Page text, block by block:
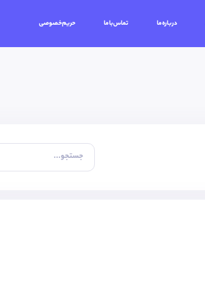
درباره‌ما تماس‌باما حریم‌خصوصی
جستجو...